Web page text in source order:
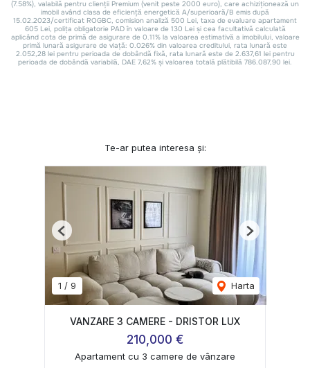
Te-ar putea interesa și:
1 / 9 Harta
Previous Next
VANZARE 3 CAMERE - DRISTOR LUX
210,000 €
Apartament cu 3 camere de vânzare